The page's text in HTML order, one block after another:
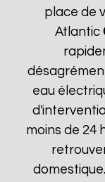
place de
Atlantic
eau
moins de 24